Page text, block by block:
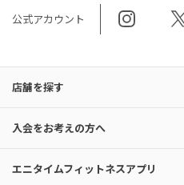
公式アカウント
店舗を探す
入会をお考えの方へ
エニタイムフィットネスアプリ